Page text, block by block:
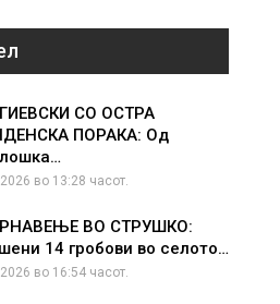
СО ОСТРА
ПОРАКА: Од
во 13:28 часот.
ВО СТРУШКО:
14 гробови во селото…
во 16:54 часот.